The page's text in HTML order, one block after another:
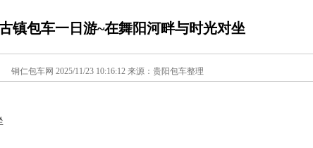
镇包车一日游~在舞阳河畔与时光对坐
铜仁包车网 2025/11/23 10:16:12 来源：贵阳包车整理